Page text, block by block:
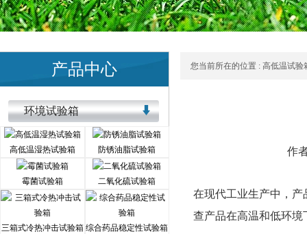
产品中心
环境试验箱
高低温湿热试验箱 防锈油脂试验箱
霉菌试验箱 二氧化硫试验箱
三箱式冷热冲击试验箱 综合药品稳定性试验箱
您当前所在的位置 : 高低温试验
作
在现代工业生产中，
查产品在高温和低环